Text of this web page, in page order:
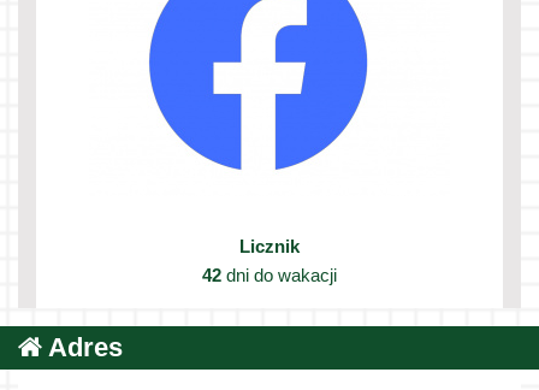
Licznik
42 dni do wakacji
Adres